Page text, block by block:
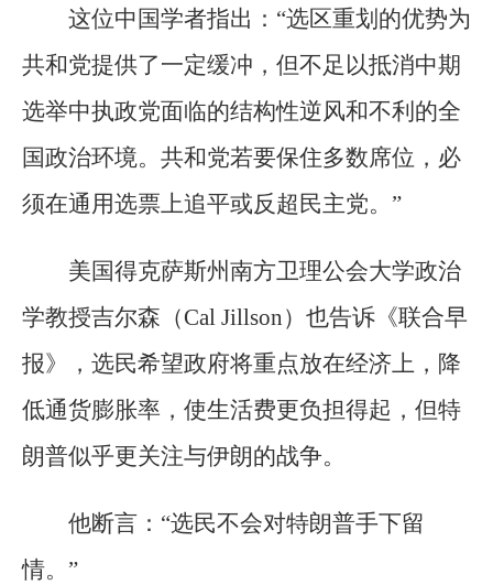
这位中国学者指出：“选区重划的优势为
共和党提供了一定缓冲，但不足以抵消中期
选举中执政党面临的结构性逆风和不利的全
国政治环境。共和党若要保住多数席位，必
须在通用选票上追平或反超民主党。”
美国得克萨斯州南方卫理公会大学政治
学教授吉尔森（Cal Jillson）也告诉《联合早
报》，选民希望政府将重点放在经济上，降
低通货膨胀率，使生活费更负担得起，但特
朗普似乎更关注与伊朗的战争。
他断言：“选民不会对特朗普手下留
情。”